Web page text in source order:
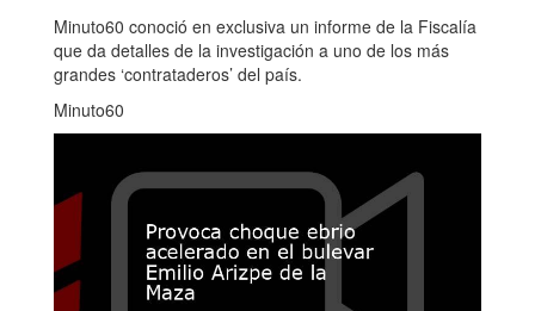
Minuto60 conoció en exclusiva un informe de la Fiscalía
que da detalles de la investigación a uno de los más
grandes ‘contrataderos’ del país.
Minuto60